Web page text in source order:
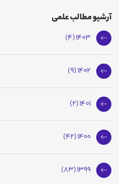
آرشیو مطالب علمی
1403 (4)
1402 (9)
1401 (2)
1400 (42)
1399 (83)